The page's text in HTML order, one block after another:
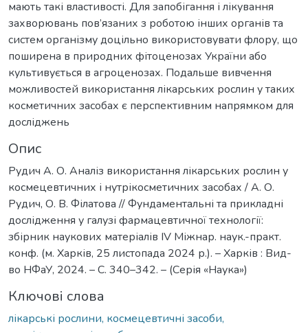
мають такі властивості. Для запобігання і лікування
захворювань пов’язаних з роботою інших органів та
систем організму доцільно використовувати флору, що
поширена в природних фітоценозах України або
культивується в агроценозах. Подальше вивчення
можливостей використання лікарських рослин у таких
косметичних засобах є перспективним напрямком для
досліджень
Опис
Рудич А. О. Аналіз використання лікарських рослин у
космецевтичних і нутрікосметичних засобах / А. О.
Рудич, О. В. Філатова // Фундаментальні та прикладні
дослідження у галузі фармацевтичної технології:
збірник наукових матеріалів ІV Міжнар. наук.-практ.
конф. (м. Харків, 25 листопада 2024 р.). – Харків : Вид-
во НФаУ, 2024. – С. 340–342. – (Серія «Наука»)
Ключові слова
лікарські рослини, космецевтичні засоби,